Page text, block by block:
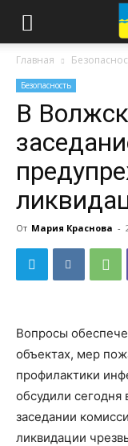
Главная
Безопасность
В
От Мария Краснова -
Вопросы
объектах, мер
профилактики
обсудили
заседании
ликвидации